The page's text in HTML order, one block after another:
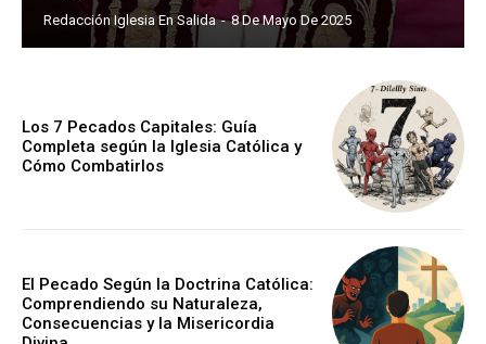
Redacción Iglesia En Salida - 8 De Mayo De 2025
Los 7 Pecados Capitales: Guía
Completa según la Iglesia Católica y
Cómo Combatirlos
El Pecado Según la Doctrina Católica:
Comprendiendo su Naturaleza,
Consecuencias y la Misericordia